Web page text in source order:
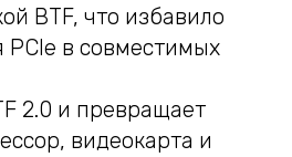
BTF, что избавило
в совместимых
2.0 и превращает
видеокарта и